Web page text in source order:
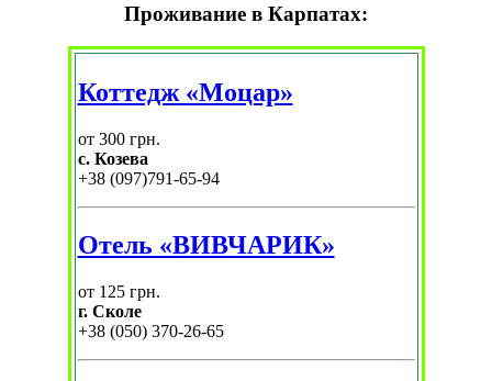
Проживание в Карпатах:
Коттедж «Моцар»
от 300 грн.
с. Козева
+38 (097)791-65-94
Отель «ВИВЧАРИК»
от 125 грн.
г. Сколе
+38 (050) 370-26-65